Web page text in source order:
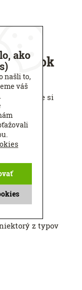
doplnok
- vyberte si
z typov
ako
našli to,
váš